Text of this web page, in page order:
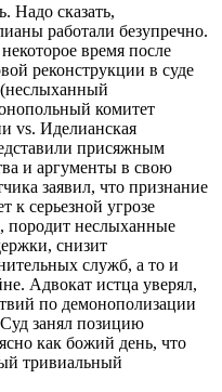
Надо сказать,
работали безупречно.
время после
реконструкции в суде
комитет
vs. Иделианская
присяжным
и аргументы в свою
заявил, что признание
к серьезной угрозе
породит неслыханные
снизит
служб, а то и
Адвокат истца уверял,
по демонополизации
занял позицию
как божий день, что
тривиальный